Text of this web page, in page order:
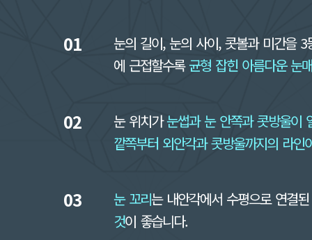
01
눈의 길이, 눈의 사이, 콧볼과 미간을
에 근접할수록균형 잡힌 아름다운 눈매
02 눈 위치가눈썹과 눈 안쪽과 콧방울이
깥쪽부터 외안각과 콧방울까지의 라인
03 눈 꼬리는 내안각에서 수평으로 연결
것이 좋습니다.